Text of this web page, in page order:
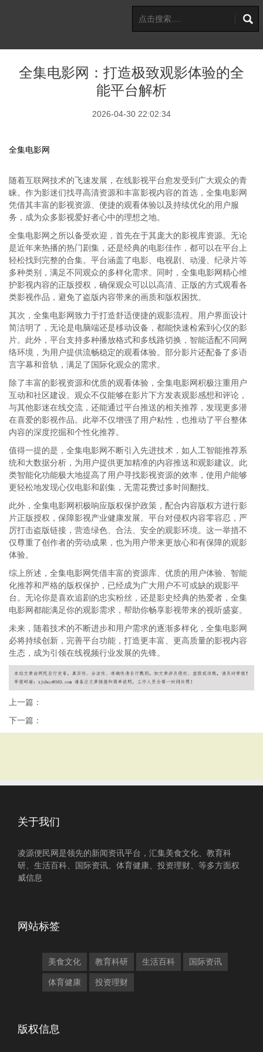
全集电影网：打造极致观影体验的全
能平台解析
2026-04-30 22:02:34
全集电影网
随着互联网技术的飞速发展，在线影视平台愈发受到广大观众的青
睐。作为影迷们找寻高清资源和丰富影视内容的首选，全集电影网
凭借其丰富的影视资源、便捷的观看体验以及持续优化的用户服
务，成为众多影视爱好者心中的理想之地。
全集电影网之所以备受欢迎，首先在于其庞大的影视库资源。无论
是近年来热播的热门剧集，还是经典的电影佳作，都可以在平台上
轻松找到完整的合集。平台涵盖了电影、电视剧、动漫、纪录片等
多种类别，满足不同观众的多样化需求。同时，全集电影网精心维
护影视内容的正版授权，确保观众可以以高清、正版的方式观看各
类影视作品，避免了盗版内容带来的画质和版权困扰。
其次，全集电影网致力于打造舒适便捷的观影流程。用户界面设计
简洁明了，无论是电脑端还是移动设备，都能快速检索到心仪的影
片。此外，平台支持多种播放格式和多线路切换，智能适配不同网
络环境，为用户提供流畅稳定的观看体验。部分影片还配备了多语
言字幕和音轨，满足了国际化观众的需求。
除了丰富的影视资源和优质的观看体验，全集电影网积极注重用户
互动和社区建设。观众不仅能够在影片下方发表观影感想和评论，
与其他影迷在线交流，还能通过平台推送的相关推荐，发现更多潜
在喜爱的影视作品。此举不仅增强了用户粘性，也推动了平台整体
内容的深度挖掘和个性化推荐。
值得一提的是，全集电影网不断引入先进技术，如人工智能推荐系
统和大数据分析，为用户提供更加精准的内容推送和观影建议。此
类智能化功能极大地提高了用户寻找影视资源的效率，使用户能够
更轻松地发现心仪电影和剧集，无需花费过多时间翻找。
此外，全集电影网积极响应版权保护政策，配合内容版权方进行影
片正版授权，保障影视产业健康发展。平台对侵权内容零容忍，严
厉打击盗版链接，营造绿色、合法、安全的观影环境。这一举措不
仅尊重了创作者的劳动成果，也为用户带来更放心和有保障的观影
体验。
综上所述，全集电影网凭借丰富的资源库、优质的用户体验、智能
化推荐和严格的版权保护，已经成为广大用户不可或缺的观影平
台。无论你是喜欢追剧的忠实粉丝，还是影史经典的热爱者，全集
电影网都能满足你的观影需求，帮助你畅享影视带来的视听盛宴。
未来，随着技术的不断进步和用户需求的逐渐多样化，全集电影网
必将持续创新，完善平台功能，打造更丰富、更高质量的影视内容
生态，成为引领在线视频行业发展的先锋。
上一篇：
下一篇：
关于我们
凌源便民网是领先的新闻资讯平台，汇集美食文化、教育科
研、生活百科、国际资讯、体育健康、投资理财、等多方面权
威信息
网站标签
美食文化 教育科研 生活百科 国际资讯
体育健康 投资理财
版权信息